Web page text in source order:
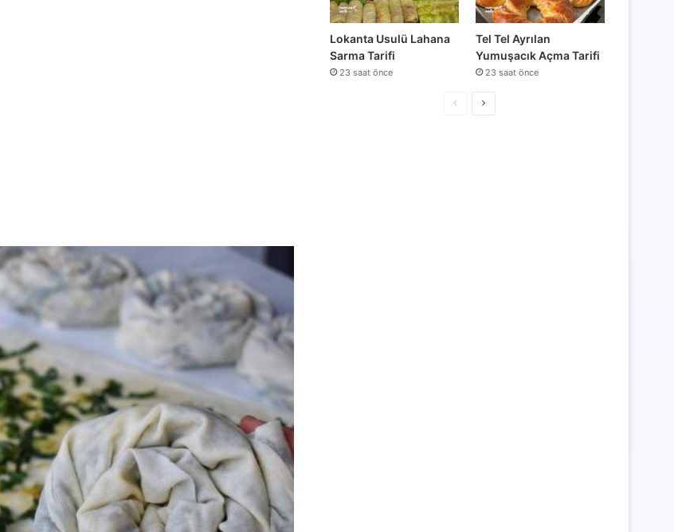
Lokanta Usulü Lahana
Sarma Tarifi
23 saat önce
Tel Tel Ayrılan
Yumuşacık Açma Tarifi
23 saat önce
ÖncekiSonraki